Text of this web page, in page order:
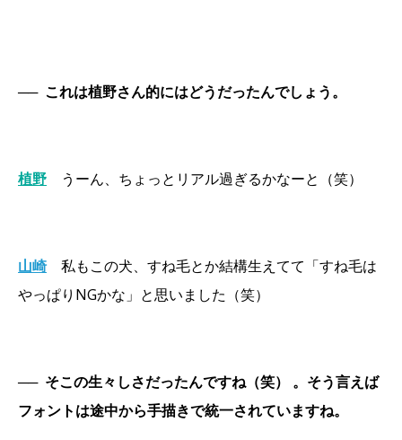
── これは植野さん的にはどうだったんでしょう。
植野 うーん、ちょっとリアル過ぎるかなーと（笑）
山崎
私もこの犬、すね毛とか結構生えてて「すね毛は
やっぱりNGかな」と思いました（笑）
── そこの生々しさだったんですね（笑） 。そう言えば
フォントは途中から手描きで統一されていますね。